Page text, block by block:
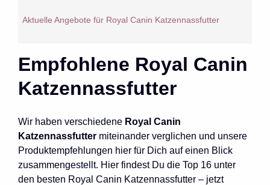
Aktuelle Angebote für Royal Canin Katzennassfutter
Empfohlene Royal Canin
Katzennassfutter
Wir haben verschiedene Royal Canin
Katzennassfutter miteinander verglichen und unsere
Produktempfehlungen hier für Dich auf einen Blick
zusammengestellt. Hier findest Du die Top 16 unter
den besten Royal Canin Katzennassfutter – jetzt